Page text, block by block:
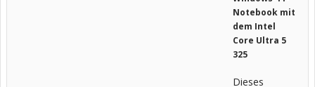
Notebook mit
dem Intel
Core Ultra 5
325
Dieses